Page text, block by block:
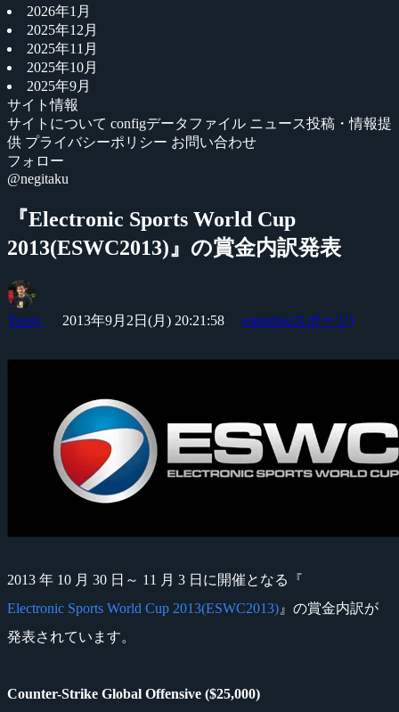
2026年1月
2025年12月
2025年11月
2025年10月
2025年9月
サイト情報
サイトについて configデータファイル ニュース投稿・情報提
供 プライバシーポリシー お問い合わせ
フォロー
@negitaku
『Electronic Sports World Cup
2013(ESWC2013)』の賞金内訳発表
Yossy 2013年9月2日(月) 20:21:58 esports(eスポーツ)
2013 年 10 月 30 日～ 11 月 3 日に開催となる『
Electronic Sports World Cup 2013(ESWC2013) 』の賞金内訳が
発表されています。
Counter-Strike Global Offensive ($25,000)